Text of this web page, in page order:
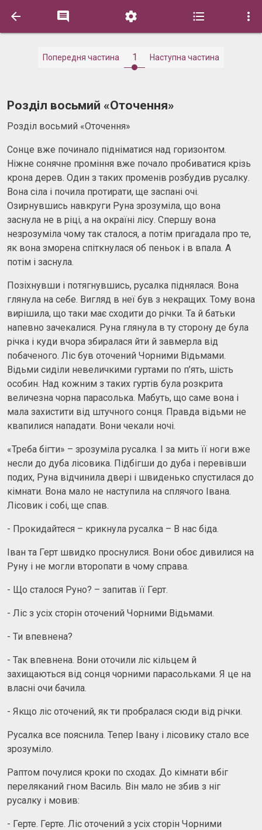
    
Попередня частина 1 Наступна частина
Розділ восьмий «Оточення»
Розділ восьмий «Оточення»
Сонце вже починало підніматися над горизонтом.
Ніжне сонячне проміння вже почало пробиватися крізь
крона дерев. Один з таких променів розбудив русалку.
Вона сіла і почила протирати, ще заспані очі.
Озирнувшись навкруги Руна зрозуміла, що вона
заснула не в ріці, а на окраїні лісу. Спершу вона
незрозуміла чому так сталося, а потім пригадала про те,
як вона зморена спіткнулася об пеньок і в впала. А
потім і заснула.
Позіхнувши і потягнувшись, русалка піднялася. Вона
глянула на себе. Вигляд в неї був з некращих. Тому вона
вирішила, що таки має сходити до річки. Та й батьки
напевно зачекалися. Руна глянула в ту сторону де була
річка і куди вчора збиралася йти й завмерла від
побаченого. Ліс був оточений Чорними Відьмами.
Відьми сиділи невеличкими гуртами по п’ять, шість
особин. Над кожним з таких гуртів була розкрита
величезна чорна парасолька. Мабуть, що саме вона і
мала захистити від штучного сонця. Правда відьми не
квапилися нападати. Вони чекали ночі.
«Треба бігти» – зрозуміла русалка. І за мить її ноги вже
несли до дуба лісовика. Підбігши до дуба і перевівши
подих, Руна відчинила двері і швиденько спустилася до
кімнати. Вона мало не наступила на сплячого Івана.
Лісовик і собі, ще спав.
- Прокидайтеся – крикнула русалка – В нас біда.
Іван та Герт швидко проснулися. Вони обоє дивилися на
Руну і не могли второпати в чому справа.
- Що сталося Руно? – запитав її Герт.
- Ліс з усіх сторін оточений Чорними Відьмами.
- Ти впевнена?
- Так впевнена. Вони оточили ліс кільцем й
захищаються від сонця чорними парасольками. Я це на
власні очи бачила.
- Якщо ліс оточений, як ти пробралася сюди від річки.
Русалка все пояснила. Тепер Івану і лісовику стало все
зрозуміло.
Раптом почулися кроки по сходах. До кімнати вбіг
переляканий гном Василь. Він мало не збив з ніг
русалку і мовив:
- Герте. Герте. Ліс оточений з усіх сторін Чорними